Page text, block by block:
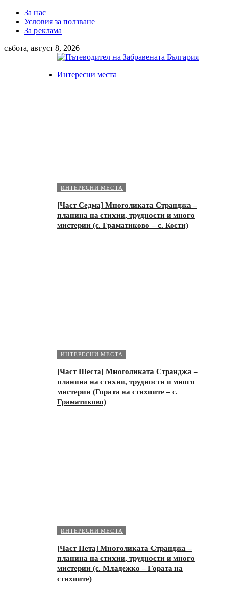
За нас
Условия за ползване
За реклама
събота, август 8, 2026
Интересни места
ИНТЕРЕСНИ МЕСТА
[Част Седма] Многоликата Странджа –
планина на стихии, трудности и много
мистерии (с. Граматиково – с. Кости)
ИНТЕРЕСНИ МЕСТА
[Част Шеста] Многоликата Странджа –
планина на стихии, трудности и много
мистерии (Гората на стихиите – с.
Граматиково)
ИНТЕРЕСНИ МЕСТА
[Част Пета] Многоликата Странджа –
планина на стихии, трудности и много
мистерии (с. Младежко – Гората на
стихиите)